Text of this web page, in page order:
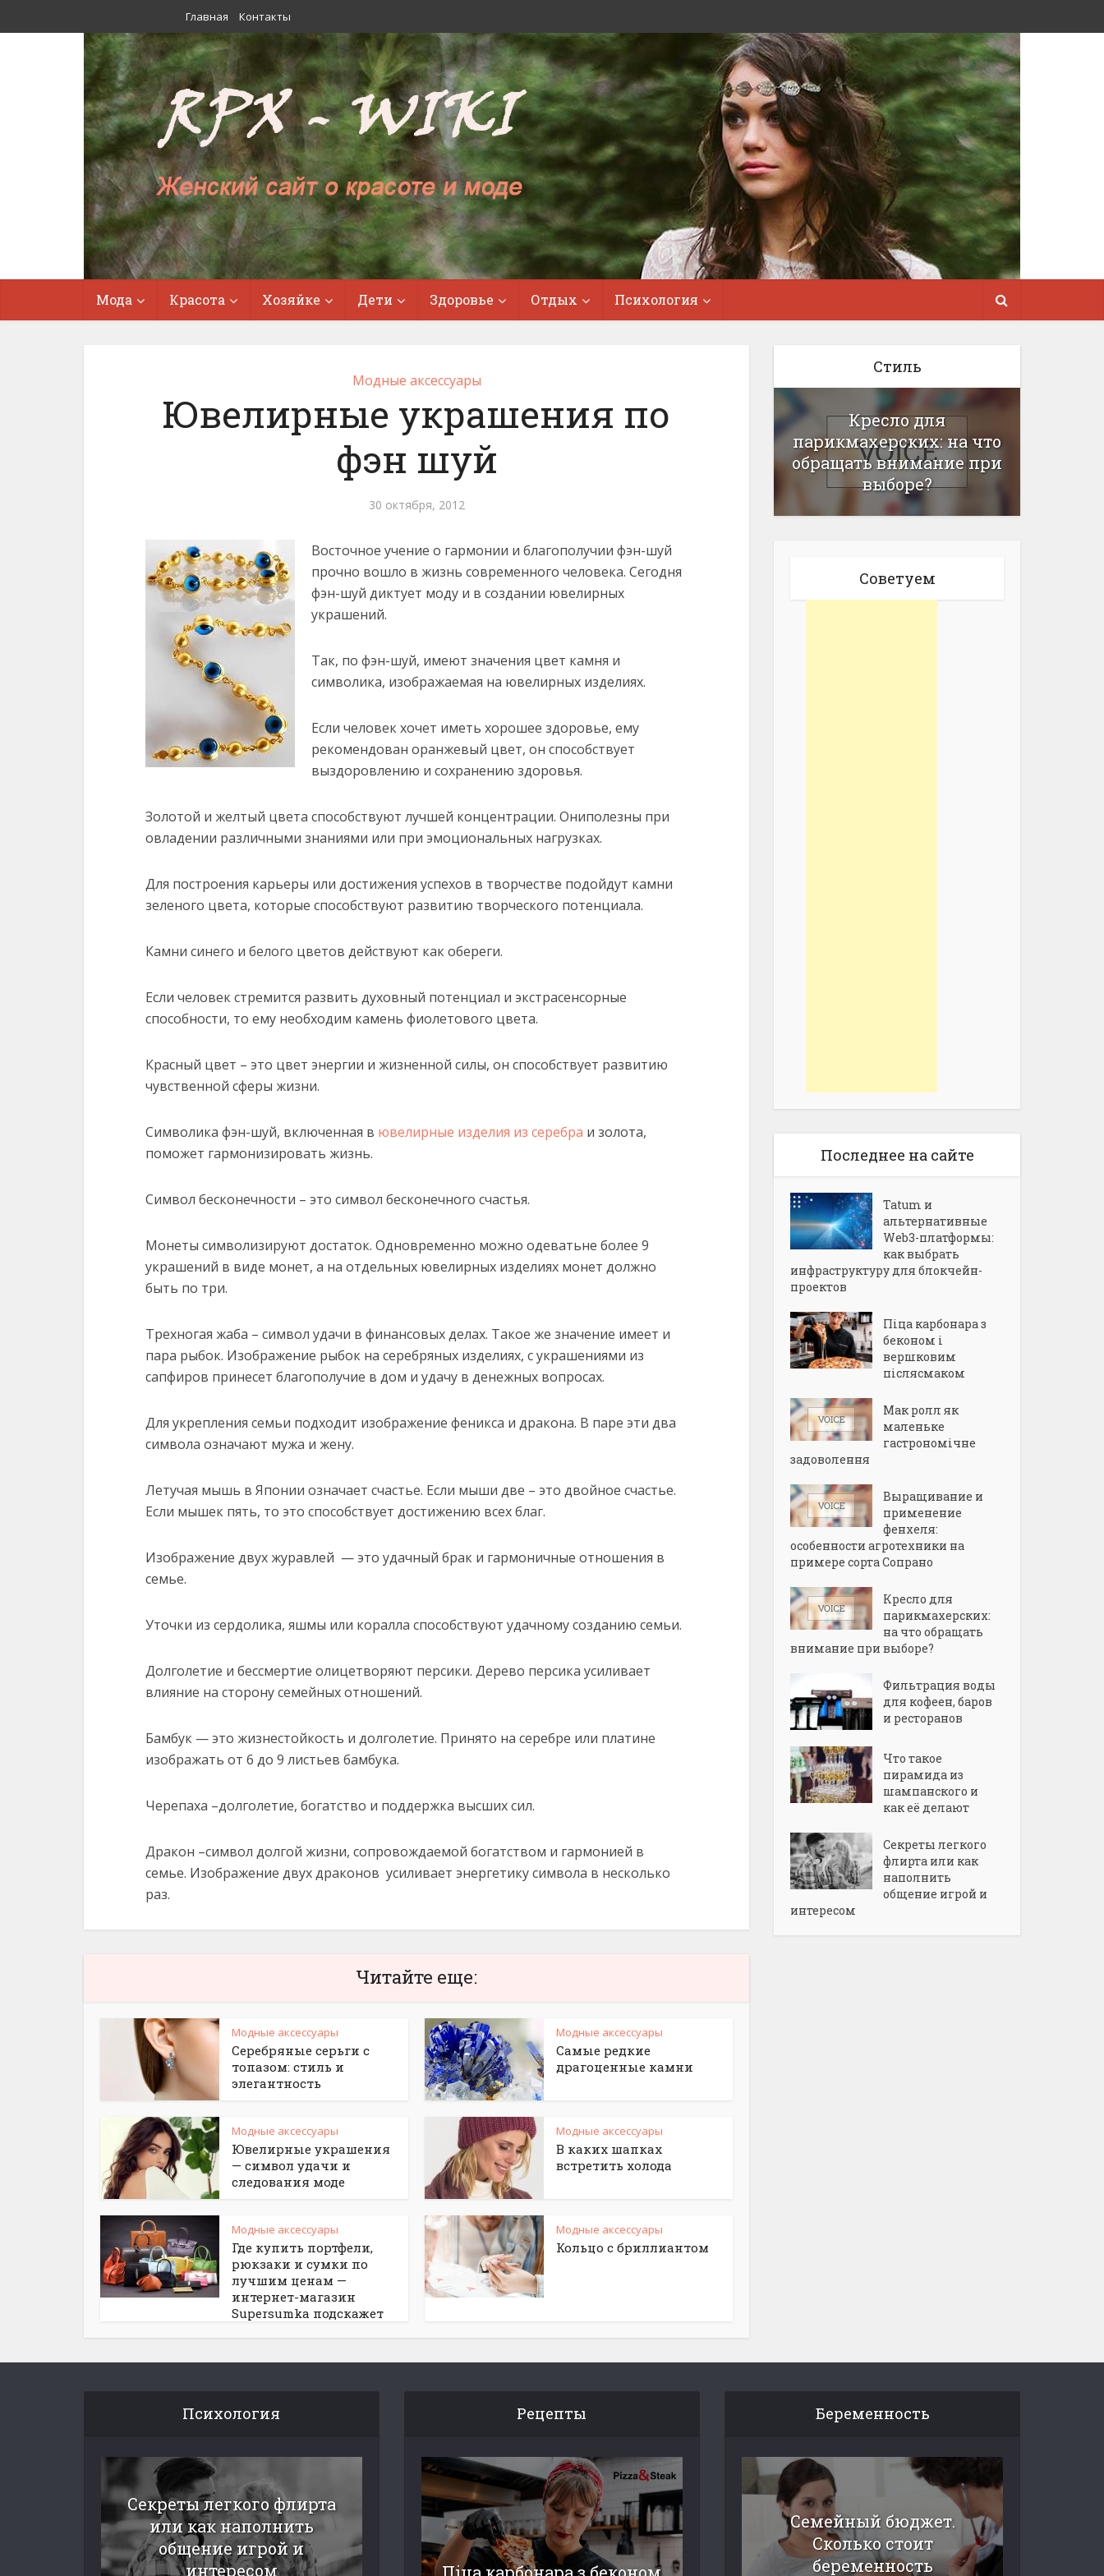
Главная Контакты
Мода Красота Хозяйке Дети Здоровье Отдых Психология
Модные аксессуары
Ювелирные украшения по
фэн шуй
30 октября, 2012
Восточное учение о гармонии и благополучии фэн-шуй
прочно вошло в жизнь современного человека. Сегодня
фэн-шуй диктует моду и в создании ювелирных
украшений.
Так, по фэн-шуй, имеют значения цвет камня и
символика, изображаемая на ювелирных изделиях.
Если человек хочет иметь хорошее здоровье, ему
рекомендован оранжевый цвет, он способствует
выздоровлению и сохранению здоровья.
Золотой и желтый цвета способствуют лучшей концентрации. Ониполезны при
овладении различными знаниями или при эмоциональных нагрузках.
Для построения карьеры или достижения успехов в творчестве подойдут камни
зеленого цвета, которые способствуют развитию творческого потенциала.
Камни синего и белого цветов действуют как обереги.
Если человек стремится развить духовный потенциал и экстрасенсорные
способности, то ему необходим камень фиолетового цвета.
Красный цвет – это цвет энергии и жизненной силы, он способствует развитию
чувственной сферы жизни.
Символика фэн-шуй, включенная в ювелирные изделия из серебра и золота,
поможет гармонизировать жизнь.
Символ бесконечности – это символ бесконечного счастья.
Монеты символизируют достаток. Одновременно можно одеватьне более 9
украшений в виде монет, а на отдельных ювелирных изделиях монет должно
быть по три.
Трехногая жаба – символ удачи в финансовых делах. Такое же значение имеет и
пара рыбок. Изображение рыбок на серебряных изделиях, с украшениями из
сапфиров принесет благополучие в дом и удачу в денежных вопросах.
Для укрепления семьи подходит изображение феникса и дракона. В паре эти два
символа означают мужа и жену.
Летучая мышь в Японии означает счастье. Если мыши две – это двойное счастье.
Если мышек пять, то это способствует достижению всех благ.
Изображение двух журавлей — это удачный брак и гармоничные отношения в
семье.
Уточки из сердолика, яшмы или коралла способствуют удачному созданию семьи.
Долголетие и бессмертие олицетворяют персики. Дерево персика усиливает
влияние на сторону семейных отношений.
Бамбук — это жизнестойкость и долголетие. Принято на серебре или платине
изображать от 6 до 9 листьев бамбука.
Черепаха –долголетие, богатство и поддержка высших сил.
Дракон –символ долгой жизни, сопровождаемой богатством и гармонией в
семье. Изображение двух драконов усиливает энергетику символа в несколько
раз.
Читайте еще:
Модные аксессуары
Серебряные серьги с
топазом: стиль и
элегантность
Модные аксессуары
Самые редкие
драгоценные камни
Модные аксессуары
Ювелирные украшения
— символ удачи и
следования моде
Модные аксессуары
В каких шапках
встретить холода
Модные аксессуары
Где купить портфели,
рюкзаки и сумки по
лучшим ценам —
интернет-магазин
Supersumka подскажет
Модные аксессуары
Кольцо с бриллиантом
Стиль
Кресло для
парикмахерских: на что
обращать внимание при
выборе?
Советуем
Последнее на сайте
Tatum и
альтернативные
Web3-платформы:
как выбрать
инфраструктуру для блокчейн-
проектов
Піца карбонара з
беконом і
вершковим
післясмаком
Мак ролл як
маленьке
гастрономічне
задоволення
Выращивание и
применение
фенхеля:
особенности агротехники на
примере сорта Сопрано
Кресло для
парикмахерских:
на что обращать
внимание при выборе?
Фильтрация воды
для кофеен, баров
и ресторанов
Что такое
пирамида из
шампанского и
как её делают
Секреты легкого
флирта или как
наполнить
общение игрой и
интересом
Психология
Секреты легкого флирта
или как наполнить
общение игрой и
интересом
Рецепты Беременность
Семейный бюджет.
Сколько стоит
беременность